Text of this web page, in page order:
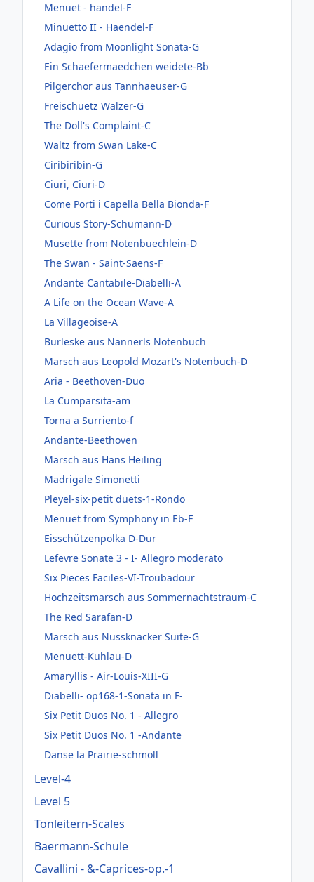
Menuet - handel-F
Minuetto II - Haendel-F
Adagio from Moonlight Sonata-G
Ein Schaefermaedchen weidete-Bb
Pilgerchor aus Tannhaeuser-G
Freischuetz Walzer-G
The Doll's Complaint-C
Waltz from Swan Lake-C
Ciribiribin-G
Ciuri, Ciuri-D
Come Porti i Capella Bella Bionda-F
Curious Story-Schumann-D
Musette from Notenbuechlein-D
The Swan - Saint-Saens-F
Andante Cantabile-Diabelli-A
A Life on the Ocean Wave-A
La Villageoise-A
Burleske aus Nannerls Notenbuch
Marsch aus Leopold Mozart's Notenbuch-D
Aria - Beethoven-Duo
La Cumparsita-am
Torna a Surriento-f
Andante-Beethoven
Marsch aus Hans Heiling
Madrigale Simonetti
Pleyel-six-petit duets-1-Rondo
Menuet from Symphony in Eb-F
Eisschützenpolka D-Dur
Lefevre Sonate 3 - I- Allegro moderato
Six Pieces Faciles-VI-Troubadour
Hochzeitsmarsch aus Sommernachtstraum-C
The Red Sarafan-D
Marsch aus Nussknacker Suite-G
Menuett-Kuhlau-D
Amaryllis - Air-Louis-XIII-G
Diabelli- op168-1-Sonata in F-
Six Petit Duos No. 1 - Allegro
Six Petit Duos No. 1 -Andante
Danse la Prairie-schmoll
Level-4
Level 5
Tonleitern-Scales
Baermann-Schule
Cavallini - &-Caprices-op.-1